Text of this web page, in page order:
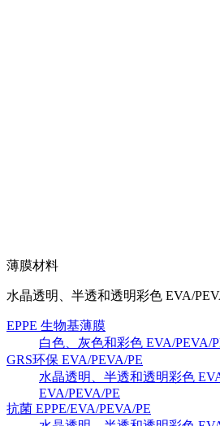
薄膜材料
水晶透明、半透和透明彩色 EVA/
EPPE 生物基薄膜
白色、灰色和彩色 EVA/PEVA/
GRS环保 EVA/PEVA/PE
水晶透明、半透和透明彩色
EVA/PEVA/PE
抗菌 EPPE/EVA/PEVA/PE